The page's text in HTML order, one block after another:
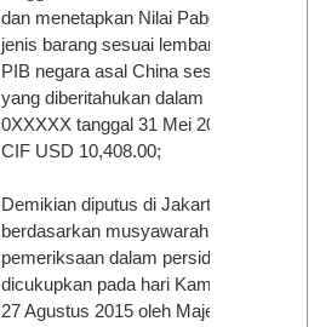
dan menetapkan Nilai Pabean atas 4
jenis barang sesuai lembar lanjutan
PIB negara asal China sesuai dengan
yang diberitahukan dalam PIB Nomor:
0XXXXX tanggal 31 Mei 2014 sebesar
CIF USD 10,408.00;
Demikian diputus di Jakarta
berdasarkan musyawarah setelah
pemeriksaan dalam persidangan yang
dicukupkan pada hari Kamis tanggal
27 Agustus 2015 oleh Majelis XVIIA